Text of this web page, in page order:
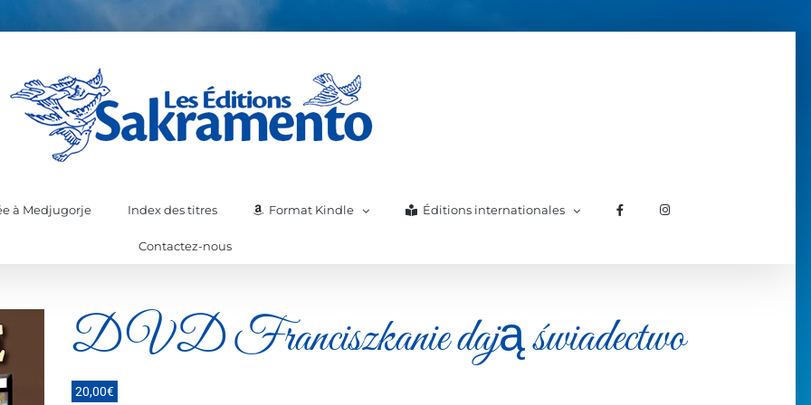
à Medjugorje Index des titres Format Kindle Éditions internationales
Contactez-nous
DVD Franciszkanie dają świadectwo
20,00€